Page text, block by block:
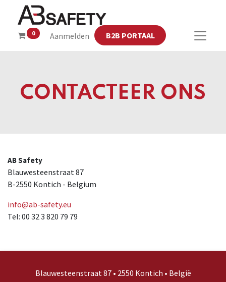
0 Aanmelden B2B PORTAAL
CONTACTEER ONS
AB Safety
Blauwesteenstraat 87
B-2550 Kontich - Belgium
info@ab-safety.eu
Tel: 00 32 3 820 79 79
Blauwesteenstraat 87 • 2550 Kontich • België